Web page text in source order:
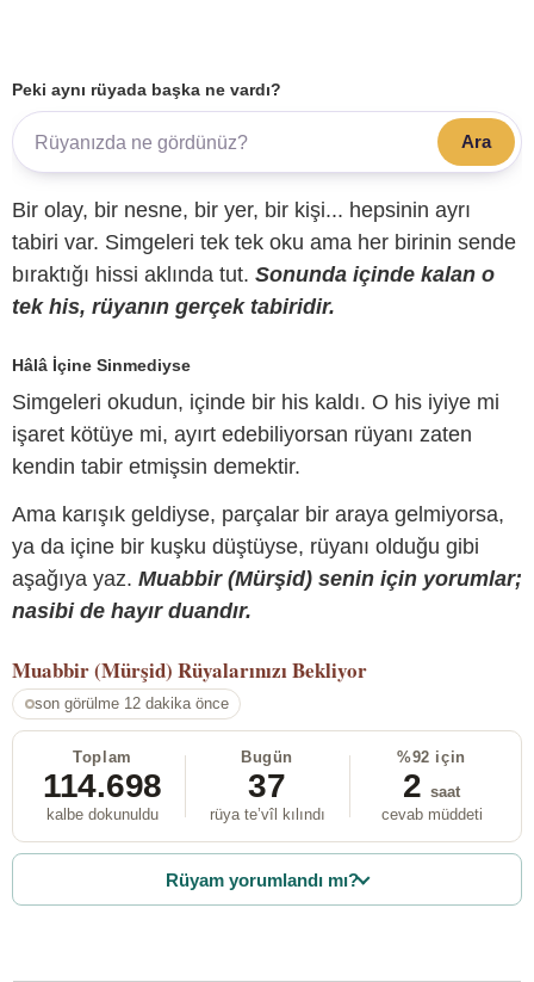
Peki aynı rüyada başka ne vardı?
Ara
Bir olay, bir nesne, bir yer, bir kişi... hepsinin ayrı
tabiri var. Simgeleri tek tek oku ama her birinin sende
bıraktığı hissi aklında tut. Sonunda içinde kalan o
tek his, rüyanın gerçek tabiridir.
Hâlâ İçine Sinmediyse
Simgeleri okudun, içinde bir his kaldı. O his iyiye mi
işaret kötüye mi, ayırt edebiliyorsan rüyanı zaten
kendin tabir etmişsin demektir.
Ama karışık geldiyse, parçalar bir araya gelmiyorsa,
ya da içine bir kuşku düştüyse, rüyanı olduğu gibi
aşağıya yaz. Muabbir (Mürşid) senin için yorumlar;
nasibi de hayır duandır.
Muabbir (Mürşid) Rüyalarınızı Bekliyor
son görülme 12 dakika önce
Toplam
114.698
kalbe dokunuldu
Bugün
37
rüya te’vîl kılındı
%92 için
2 saat
cevab müddeti
Rüyam yorumlandı mı?